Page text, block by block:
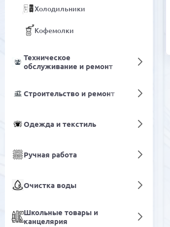
Холодильники
Кофемолки
Техническое
обслуживание и ремонт
Строительство и ремонт
Одежда и текстиль
Ручная работа
Очистка воды
Школьные товары и
канцелярия